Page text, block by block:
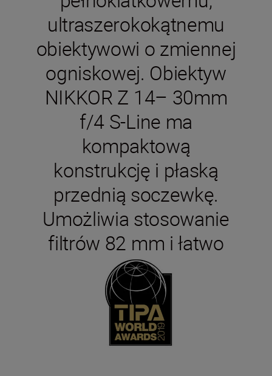
ultraszerokokątnemu
obiektywowi o zmiennej
ogniskowej. Obiektyw
NIKKOR Z 14– 30mm
f/4 S-Line ma
kompaktową
konstrukcję i płaską
przednią soczewkę.
Umożliwia stosowanie
filtrów 82 mm i łatwo